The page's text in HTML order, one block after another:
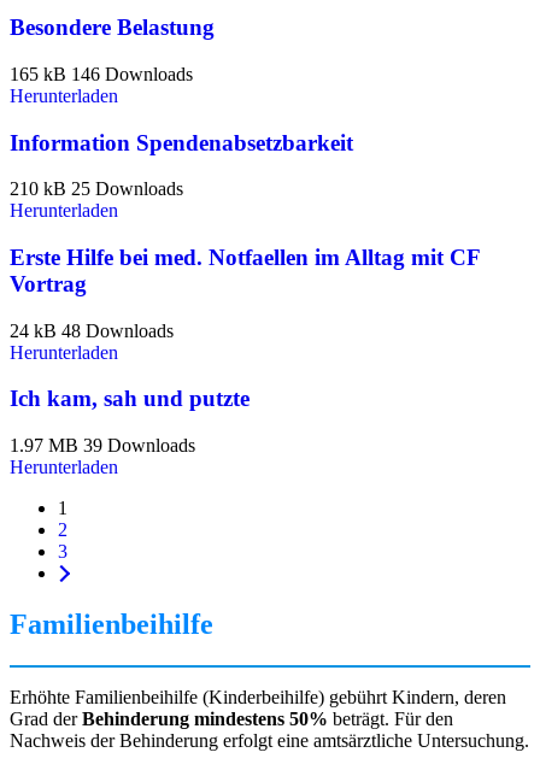
Besondere Belastung
165 kB 146 Downloads
Herunterladen
Information Spendenabsetzbarkeit
210 kB 25 Downloads
Herunterladen
Erste Hilfe bei med. Notfaellen im Alltag mit CF
Vortrag
24 kB 48 Downloads
Herunterladen
Ich kam, sah und putzte
1.97 MB 39 Downloads
Herunterladen
1
2
3
Familienbeihilfe
Erhöhte Familienbeihilfe (Kinderbeihilfe) gebührt Kindern, deren
Grad derBehinderung mindestens 50% beträgt. Für den
Nachweis der Behinderung erfolgt eine amtsärztliche Untersuchung.